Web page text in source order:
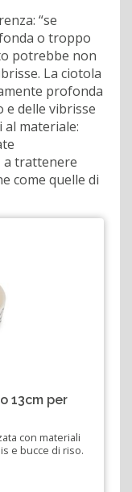
“se
o troppo
potrebbe non
La ciotola
profonda
e delle vibrisse
materiale:
a trattenere
come quelle di
13cm per
con materiali
e bucce di riso.